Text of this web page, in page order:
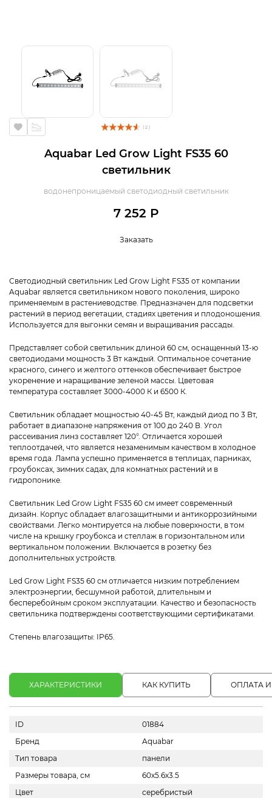
( 2 )
Aquabar Led Grow Light FS35 60
светильник
водонепроницаемый светодиодный светильник
7 252 Р
Заказать
Светодиодный светильник Led Grow Light FS35 от компании
Aquabar является светильником нового поколения, широко
применяемым в растениеводстве. Предназначен для подсветки
растений в период вегетации, стадиях цветения и плодоношения.
Используется для выгонки семян и выращивания рассады.
Представляет собой светильник длиной 60 см, оснащенный 13-ю
светодиодами мощность 3 Вт каждый. Оптимальное сочетание
красного, синего и желтого оттенков обеспечивает быстрое
укоренение и наращивание зеленой массы. Цветовая
температура составляет 3000-4000 К и 6500 К.
Светильник обладает мощностью 40-45 Вт, каждый диод по 3 Вт,
работает в диапазоне напряжения от 100 до 240 В. Угол
рассеивания линз составляет 120°. Отличается хорошей
теплоотдачей, что является незаменимым качеством в холодное
время года. Лампа успешно применяется в теплицах, парниках,
гроубоксах, зимних садах, для комнатных растений и в
гидропонике.
Светильник Led Grow Light FS35 60 см имеет современный
дизайн. Корпус обладает влагозащитными и антикоррозийными
свойствами. Легко монтируется на любые поверхности, в том
числе на крышку гроубокса и стеллаж в горизонтальном или
вертикальном положении. Включается в розетку без
дополнительных устройств.
Led Grow Light FS35 60 см отличается низким потреблением
электроэнергии, бесшумной работой, длительным и
бесперебойным сроком эксплуатации. Качество и безопасность
светильника подтверждены соответствующими сертификатами.
Степень влагозащиты: IP65.
ХАРАКТЕРИСТИКИ КАК КУПИТЬ ОПЛАТА
ID
01884
Бренд
Aquabar
Тип товара
панели
Размеры товара, см
60х5.6х3.5
Цвет
серебристый